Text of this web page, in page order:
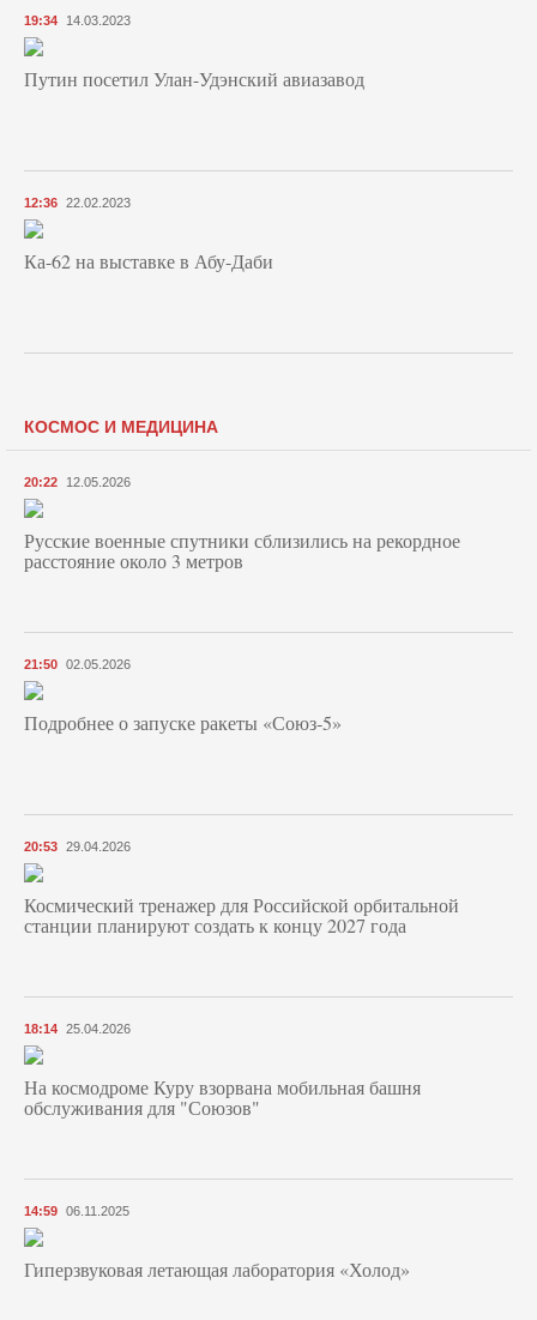
19:34 14.03.2023
Путин посетил Улан-Удэнский авиазавод
12:36 22.02.2023
Ка-62 на выставке в Абу-Даби
КОСМОС И МЕДИЦИНА
20:22 12.05.2026
Русские военные спутники сблизились на рекордное
расстояние около 3 метров
21:50 02.05.2026
Подробнее о запуске ракеты «Союз‑5»
20:53 29.04.2026
Космический тренажер для Российской орбитальной
станции планируют создать к концу 2027 года
18:14 25.04.2026
На космодроме Куру взорвана мобильная башня
обслуживания для "Союзов"
14:59 06.11.2025
Гиперзвуковая летающая лаборатория «Холод»